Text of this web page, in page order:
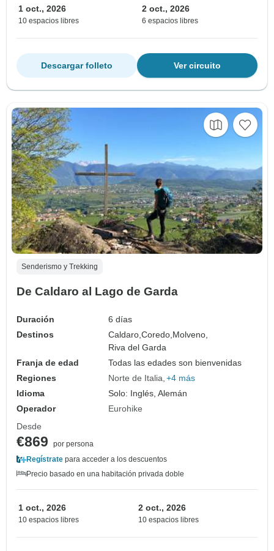
1 oct., 2026
10 espacios libres
2 oct., 2026
6 espacios libres
Ver circuito
Descargar folleto
Senderismo y Trekking
De Caldaro al Lago de Garda
Duración
6 días
Destinos
Caldaro,Coredo,Molveno,
Riva del Garda
Franja de edad
Todas las edades son bienvenidas
Regiones
Norte de Italia +4 más
Idioma
Solo: Inglés, Alemán
Operador
Eurohike
Desde
€869
por persona
Regístrate para acceder a los descuentos
Precio basado en una habitación privada doble
1 oct., 2026
10 espacios libres
2 oct., 2026
10 espacios libres